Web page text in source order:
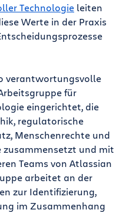
Technologie leiten
Werte in der Praxis
verantwortungsvolle
für
eingerichtet, die
regulatorische
Menschenrechte und
zusammensetzt und mit
Teams von Atlassian
arbeitet an der
zur Identifizierung,
im Zusammenhang